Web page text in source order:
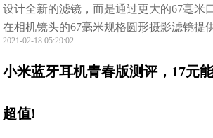
设计全新的滤镜，而是通过更大的67毫米
在相机镜头的67毫米规格圆形摄影滤镜提
2021-02-18 05:29:02
小米蓝牙耳机青春版测评，17元
超值!